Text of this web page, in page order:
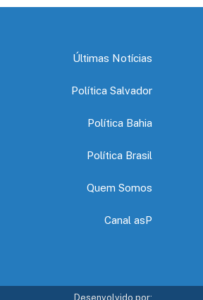
Últimas Notícias
Política Salvador
Política Bahia
Política Brasil
Quem Somos
Canal asP
Desenvolvido por: